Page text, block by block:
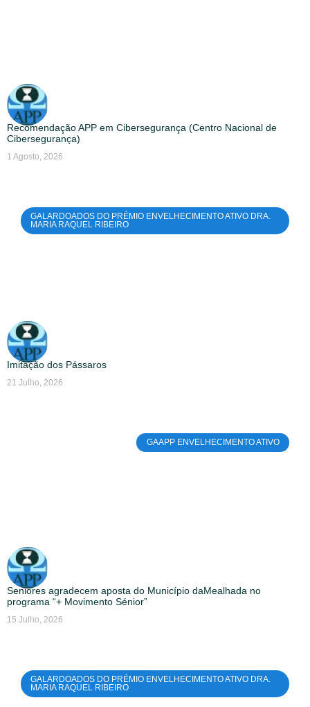
Recomendação APP em Cibersegurança (Centro Nacional de
Cibersegurança)
1 Agosto, 2026
GALARDOADOS DO PRÉMIO ENVELHECIMENTO ATIVO DRA.
MARIA RAQUEL RIBEIRO
Imitação dos Pássaros
21 Julho, 2026
GAAPP ENVELHECIMENTO ATIVO
Seniores agradecem aposta do Município daMealhada no
programa “+ Movimento Sénior”
15 Julho, 2026
GALARDOADOS DO PRÉMIO ENVELHECIMENTO ATIVO DRA.
MARIA RAQUEL RIBEIRO